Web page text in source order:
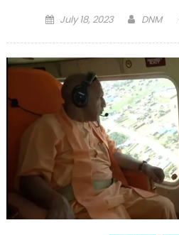
Posted
July 18, 2023 Author
DNM